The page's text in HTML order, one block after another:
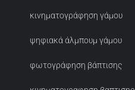
κινηματογράφηση γάμου
ψηφιακά άλμπουμ γάμου
φωτογράφηση βάπτισης